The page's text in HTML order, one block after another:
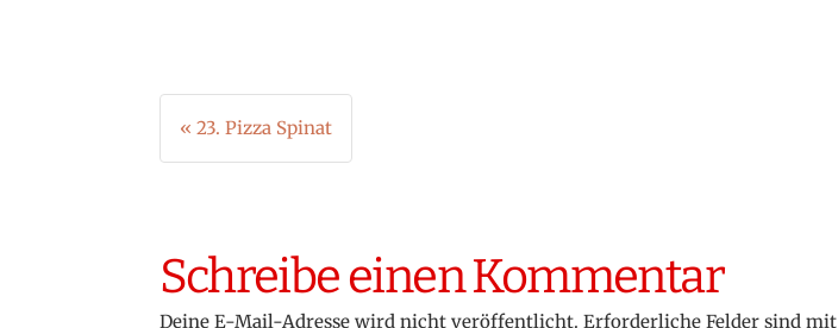
Beitragsnavigation
« 23. Pizza Spinat
Schreibe einen Kommentar
Deine E-Mail-Adresse wird nicht veröffentlicht. Erforderliche Felder sind mit